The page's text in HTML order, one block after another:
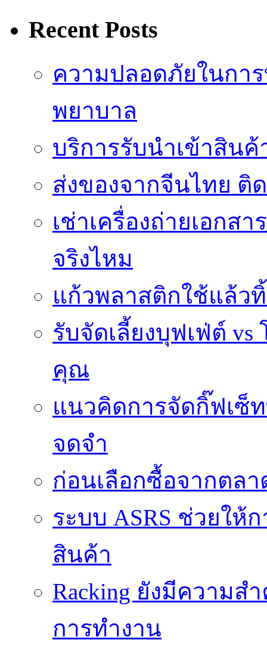
Recent Posts
ความปลอดภัยในกา
พยาบาล
บริการรับนำเข้าสิน
ส่งของจากจีนไทย ติ
เช่าเครื่องถ่ายเอกส
จริงไหม
แก้วพลาสติกใช้แล้ว
รับจัดเลี้ยงบุฟเฟ่ต์
คุณ
แนวคิดการจัดกิ๊ฟเซ็
จดจำ
ก่อนเลือกซื้อจากตล
ระบบ ASRS ช่วยให้
สินค้า
Racking ยังมีความ
การทำงาน